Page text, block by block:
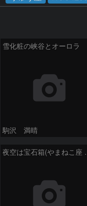
雪化粧の峡谷とオーロラ
駒沢 満晴
夜空は宝